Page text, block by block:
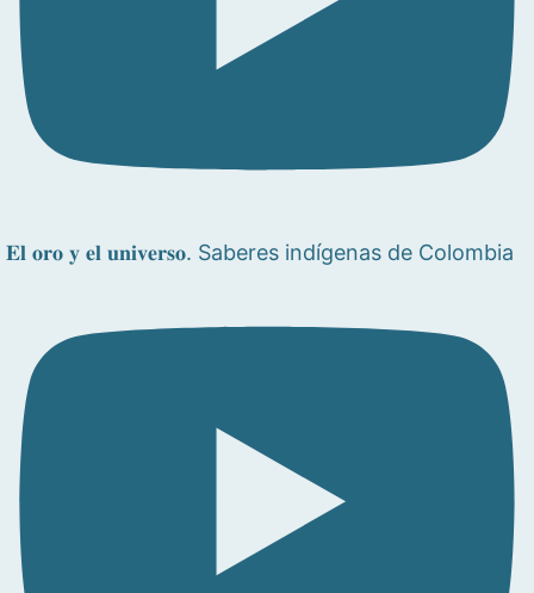
𝐄𝐥 𝐨𝐫𝐨 𝐲 𝐞𝐥 𝐮𝐧𝐢𝐯𝐞𝐫𝐬𝐨. Saberes indígenas de Colombia